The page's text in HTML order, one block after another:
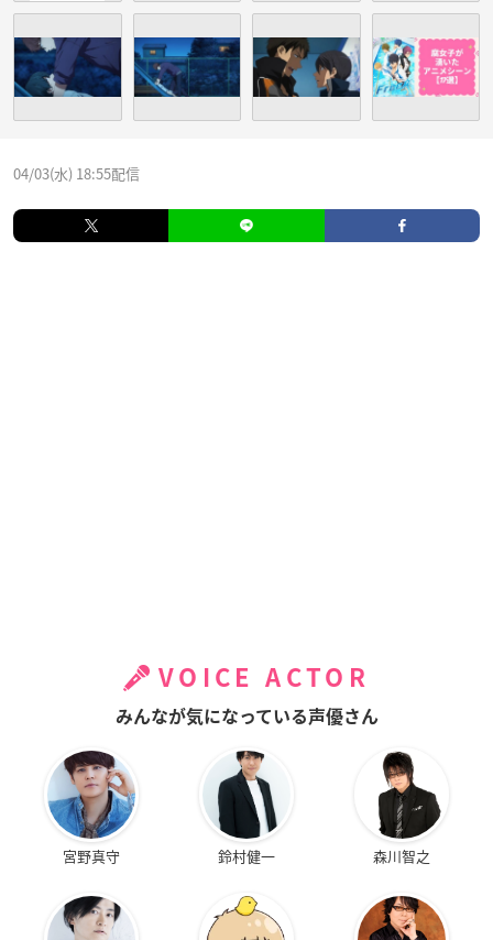
04/03(水) 18:55配信
VOICE ACTOR
みんなが気になっている声優さん
宮野真守 鈴村健一 森川智之